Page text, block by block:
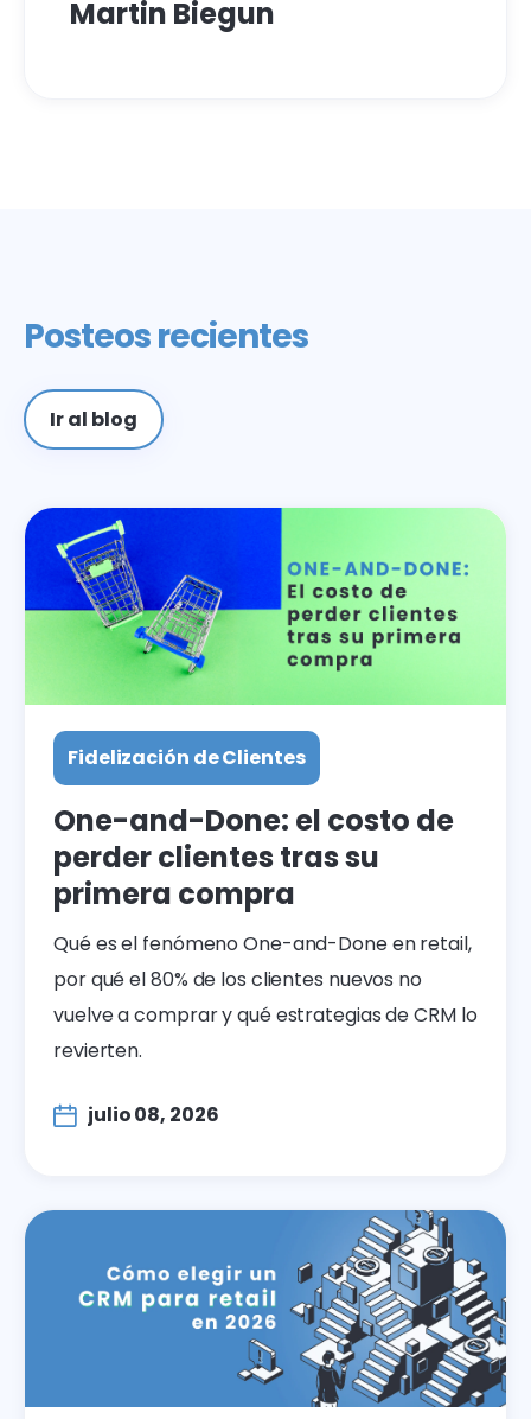
Martin Biegun
Posteos recientes
Ir al blog
Fidelización de Clientes
One-and-Done: el costo de
perder clientes tras su
primera compra
Qué es el fenómeno One-and-Done en retail,
por qué el 80% de los clientes nuevos no
vuelve a comprar y qué estrategias de CRM lo
revierten.
julio 08, 2026